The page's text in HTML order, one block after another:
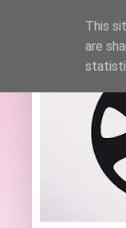
This
are